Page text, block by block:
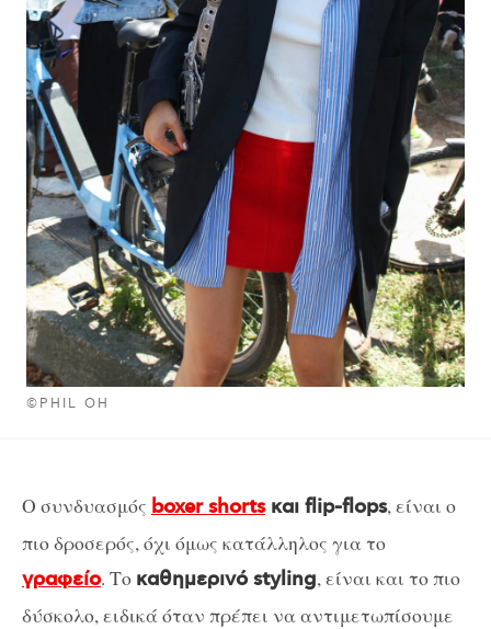
©PHIL OH
Ο συνδυασμός boxer shortsκαι flip-flops, είναι ο
πιο δροσερός, όχι όμως κατάλληλος για το
γραφείο. Το καθημερινό styling, είναι και το πιο
δύσκολο, ειδικά όταν πρέπει να αντιμετωπίσουμε